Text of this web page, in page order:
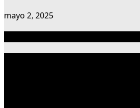
mayo 2, 2025